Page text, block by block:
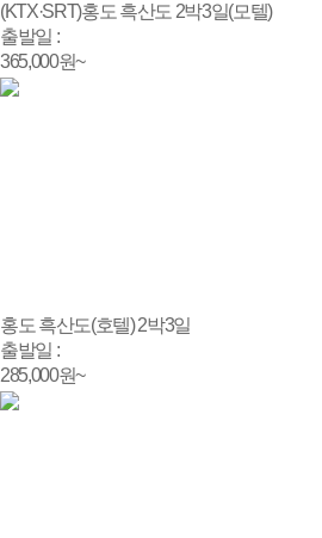
(KTX·SRT)홍도 흑산도 2박3일(모텔)
출발일 :
365,000원~
홍도 흑산도(호텔) 2박3일
출발일 :
285,000원~